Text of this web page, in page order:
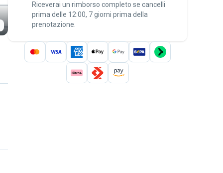
pagamento - per attivare laGaranzia
Pawshake.
Riceverai un rimborso completo se cancelli
prima delle 12:00, 7 giorni prima della
prenotazione.